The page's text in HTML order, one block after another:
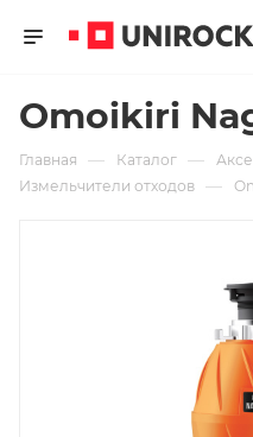
Omoikiri
Главная — Каталог —
Измельчители отходов —